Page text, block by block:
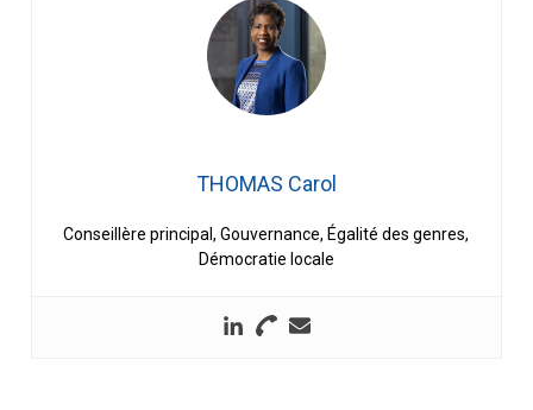
THOMAS Carol
Conseillère principal, Gouvernance, Égalité des genres,
Démocratie locale